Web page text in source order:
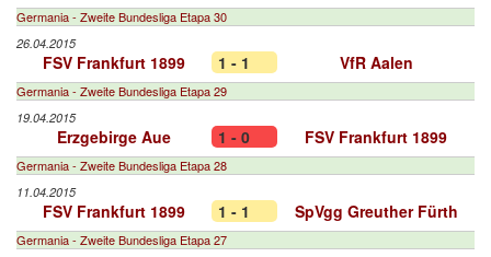
Germania - Zweite Bundesliga Etapa 30
26.04.2015
FSV Frankfurt 1899 1 - 1 VfR Aalen
Germania - Zweite Bundesliga Etapa 29
19.04.2015
Erzgebirge Aue 1 - 0 FSV Frankfurt 1899
Germania - Zweite Bundesliga Etapa 28
11.04.2015
FSV Frankfurt 1899 1 - 1 SpVgg Greuther Fürth
Germania - Zweite Bundesliga Etapa 27